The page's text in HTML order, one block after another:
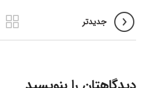
جدیدتر